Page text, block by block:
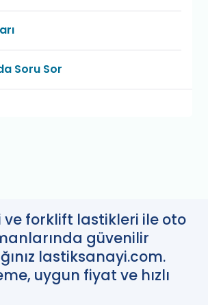
Soru Sor
ve forklift lastikleri ile oto
güvenilir
lastiksanayi.com.
uygun fiyat ve hızlı